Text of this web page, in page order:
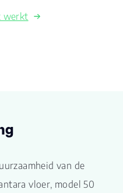
werkt
van de
vloer, model 50